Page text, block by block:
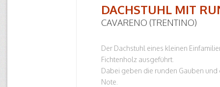
DACHSTUHL MIT
CAVARENO (TRENTINO)
Der Dachstuhl eines kleinen
Fichtenholz ausgeführt.
Dabei geben die runden Gauben
Note.